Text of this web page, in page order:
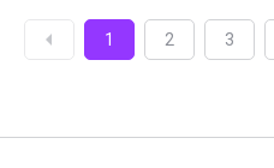
1 2 3